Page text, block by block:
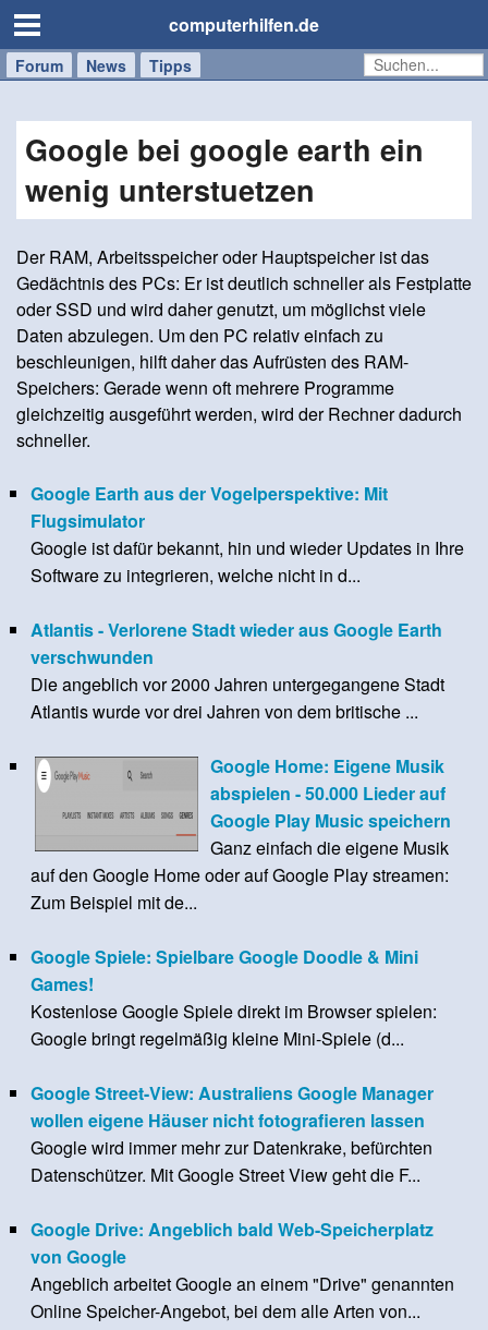
computerhilfen.de
Forum News Tipps
Handy
Windows
Mac
Google bei google earth ein
wenig unterstuetzen
Der RAM, Arbeitsspeicher oder Hauptspeicher ist das
Gedächtnis des PCs: Er ist deutlich schneller als Festplatte
oder SSD und wird daher genutzt, um möglichst viele
Daten abzulegen. Um den PC relativ einfach zu
beschleunigen, hilft daher das Aufrüsten des RAM-
Speichers: Gerade wenn oft mehrere Programme
gleichzeitig ausgeführt werden, wird der Rechner dadurch
schneller.
Google Earth aus der Vogelperspektive: Mit
Flugsimulator
Google ist dafür bekannt, hin und wieder Updates in Ihre
Software zu integrieren, welche nicht in d...
Atlantis - Verlorene Stadt wieder aus Google Earth
verschwunden
Die angeblich vor 2000 Jahren untergegangene Stadt
Atlantis wurde vor drei Jahren von dem britische ...
Google Home: Eigene Musik
abspielen - 50.000 Lieder auf
Google Play Music speichern
Ganz einfach die eigene Musik
auf den Google Home oder auf Google Play streamen:
Zum Beispiel mit de...
Google Spiele: Spielbare Google Doodle & Mini
Games!
Kostenlose Google Spiele direkt im Browser spielen:
Google bringt regelmäßig kleine Mini-Spiele (d...
Google Street-View: Australiens Google Manager
wollen eigene Häuser nicht fotografieren lassen
Google wird immer mehr zur Datenkrake, befürchten
Datenschützer. Mit Google Street View geht die F...
Google Drive: Angeblich bald Web-Speicherplatz
von Google
Angeblich arbeitet Google an einem "Drive" genannten
Online Speicher-Angebot, bei dem alle Arten von...